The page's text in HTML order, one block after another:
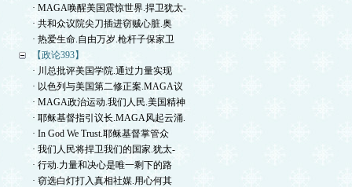
· MAGA唤醒美国震惊世界.捍卫犹太-
· 共和众议院尖刀插进窃贼心脏.奥
· 热爱生命.自由万岁.枪杆子保家卫
【政论393】
· 川总批评美国学院.通过力量实现
· 以色列与美国第二修正案.MAGA议
· MAGA政治运动.我们人民.美国精神
· 耶稣基督指引议长.MAGA风起云涌.
· In God We Trust.耶稣基督掌管众
· 我们人民将捍卫我们的国家.犹太-
· 行动.力量和决心是唯一剩下的路
· 窃选白灯打入真相社媒.用心何其